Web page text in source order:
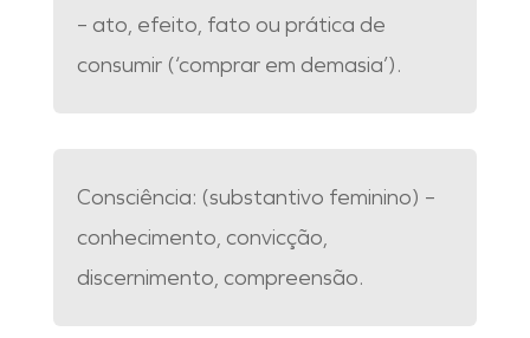
– ato, efeito, fato ou prática de
consumir (‘comprar em demasia’).
Consciência: (substantivo feminino) –
conhecimento, convicção,
discernimento, compreensão.